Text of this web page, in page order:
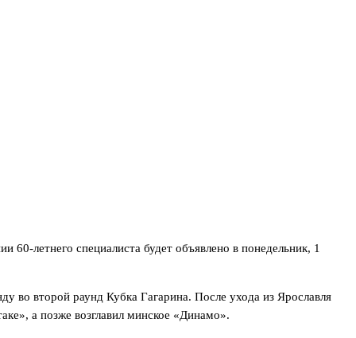
летнего специалиста будет объявлено в понедельник, 1
во второй раунд Кубка Гагарина. После ухода из Ярославля
а позже возглавил минское «Динамо».